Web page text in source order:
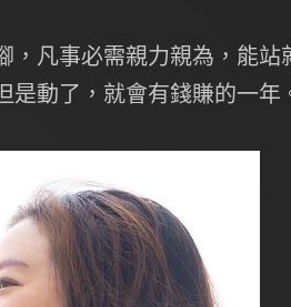
，凡事必需親力親為，能
是動了，就會有錢賺的一年